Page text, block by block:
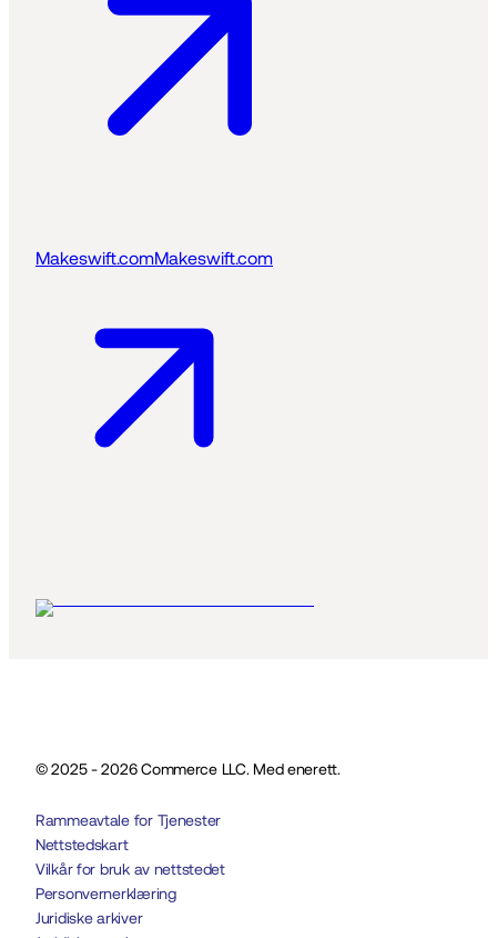
Makeswift.comMakeswift.com
© 2025 - 2026 Commerce LLC. Med enerett.
Rammeavtale for Tjenester
Nettstedskart
Vilkår for bruk av nettstedet
Personvernerklæring
Juridiske arkiver